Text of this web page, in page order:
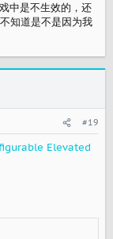
中是不生效的，还
知道是不是因为我
#19
Elevated